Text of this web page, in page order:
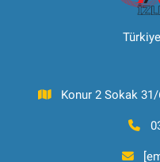
Konur 2 Sokak